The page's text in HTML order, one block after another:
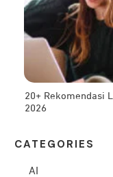
20+ Rekomendasi
2026
CATEG ORIES
AI